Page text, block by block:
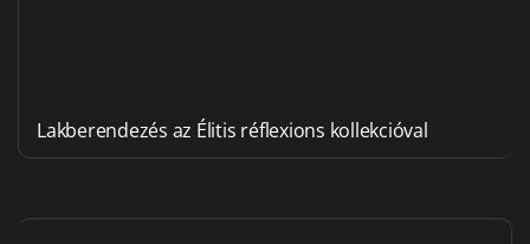
Lakberendezés az Élitis réflexions kollekcióval